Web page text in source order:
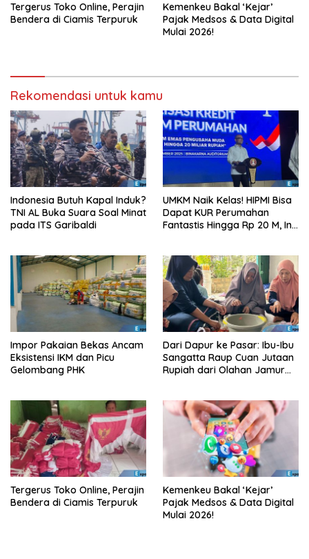
Tergerus Toko Online, Perajin
Bendera di Ciamis Terpuruk
Kemenkeu Bakal ‘Kejar’
Pajak Medsos & Data Digital
Mulai 2026!
Rekomendasi untuk kamu
Indonesia Butuh Kapal Induk?
TNI AL Buka Suara Soal Minat
pada ITS Garibaldi
UMKM Naik Kelas! HIPMI Bisa
Dapat KUR Perumahan
Fantastis Hingga Rp 20 M, Ini
Impor Pakaian Bekas Ancam
Eksistensi IKM dan Picu
Gelombang PHK
Dari Dapur ke Pasar: Ibu-Ibu
Sangatta Raup Cuan Jutaan
Rupiah dari Olahan Jamur
Tergerus Toko Online, Perajin
Bendera di Ciamis Terpuruk
Kemenkeu Bakal ‘Kejar’
Pajak Medsos & Data Digital
Mulai 2026!